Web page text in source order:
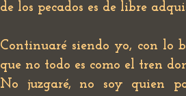
de los pecados es de libre
Continuaré siendo yo, con lo
que no todo es como el tren
No juzgaré, no soy quien